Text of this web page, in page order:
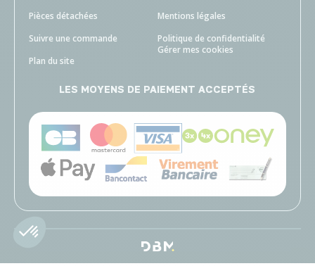
Pièces détachées
Suivre une commande
Plan du site
Mentions légales
Politique de confidentialité
Gérer mes cookies
LES MOYENS DE PAIEMENT ACCEPTÉS